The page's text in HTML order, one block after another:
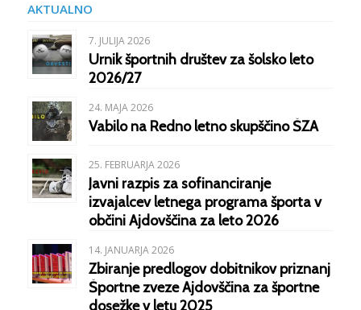
AKTUALNO
7. JULIJA 2026
Urnik športnih društev za šolsko leto
2026/27
24. MAJA 2026
Vabilo na Redno letno skupščino ŠZA
25. FEBRUARJA 2026
Javni razpis za sofinanciranje
izvajalcev letnega programa športa v
občini Ajdovščina za leto 2026
14. JANUARJA 2026
Zbiranje predlogov dobitnikov priznanj
Športne zveze Ajdovščina za športne
dosežke v letu 2025